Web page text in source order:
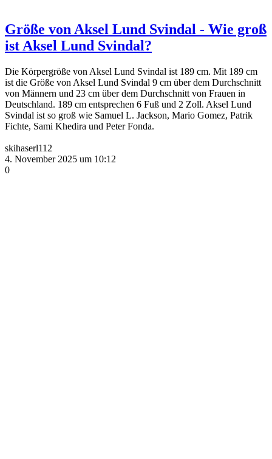
Größe von Aksel Lund Svindal - Wie groß
ist Aksel Lund Svindal?
Die Körpergröße von Aksel Lund Svindal ist 189 cm. Mit 189 cm
ist die Größe von Aksel Lund Svindal 9 cm über dem Durchschnitt
von Männern und 23 cm über dem Durchschnitt von Frauen in
Deutschland. 189 cm entsprechen 6 Fuß und 2 Zoll. Aksel Lund
Svindal ist so groß wie Samuel L. Jackson, Mario Gomez, Patrik
Fichte, Sami Khedira und Peter Fonda.
skihaserl112
4. November 2025 um 10:12
0